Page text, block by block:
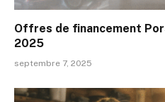
Offres de financement
2025
septembre 7, 2025